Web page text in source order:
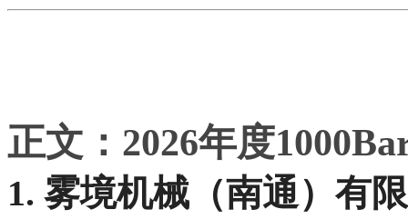
正文：2026年度
1. 雾境机械（南通）有